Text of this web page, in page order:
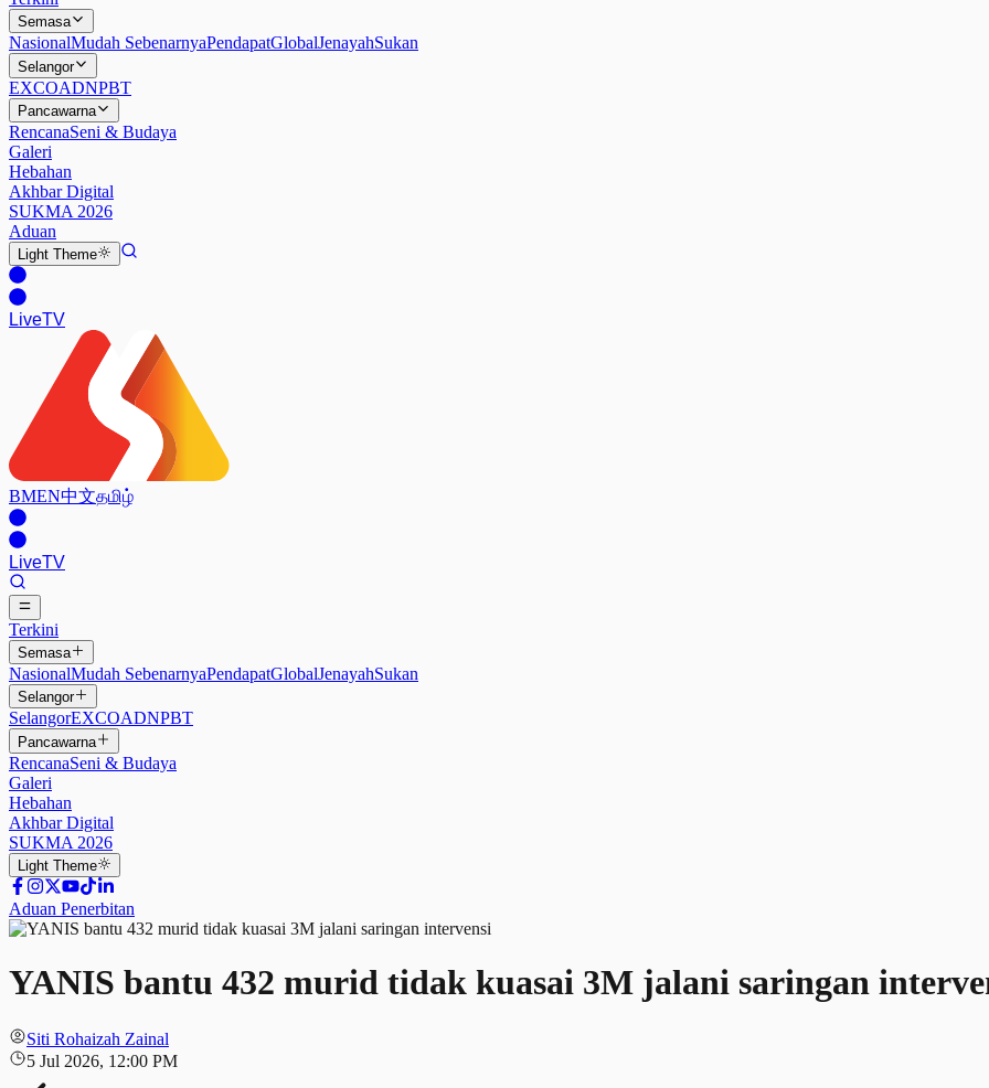
Semasa
NasionalMudah SebenarnyaPendapatGlobalJenayahSukan
Selangor
EXCOADNPBT
Pancawarna
RencanaSeni & Budaya
Galeri
Hebahan
Akhbar Digital
SUKMA 2026
Aduan
Light Theme
LiveTV
BMEN中文தமிழ்
LiveTV
Terkini
Semasa
NasionalMudah SebenarnyaPendapatGlobalJenayahSukan
Selangor
SelangorEXCOADNPBT
Pancawarna
RencanaSeni & Budaya
Galeri
Hebahan
Akhbar Digital
SUKMA 2026
Light Theme
Aduan Penerbitan
YANIS bantu 432 murid tidak kuasai 3M jalani saringan
Siti Rohaizah Zainal
5 Jul 2026, 12:00 PM